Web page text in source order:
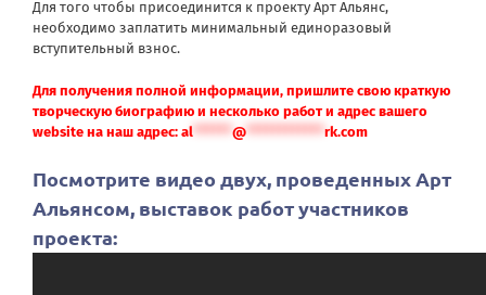
Для того чтобы присоединится к проекту Арт Альянс,
необходимо заплатить минимальный единоразовый
вступительный взнос.
Для получения полной информации, пришлите свою краткую
творческую биографию и несколько работ и адрес вашего
website на наш адрес: al ****** @ ************ rk.com
Посмотрите видео двух, проведенных Арт
Альянсом, выставок работ участников
проекта: